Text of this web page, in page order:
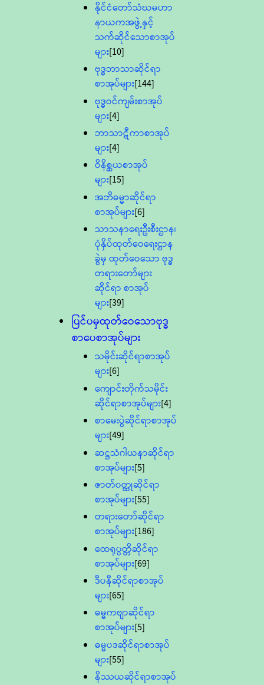
နိုင်ငံတော်သံဃမဟာ
နာယကအဖွဲ့နှင့်
သက်ဆိုင်သောစာအုပ်
များ[10]
ဗုဒ္ဓဘာသာဆိုင်ရာ
စာအုပ်များ[144]
ဗုဒ္ဓဝင်ကျမ်းစာအုပ်
များ[4]
ဘာသာဋီကာစာအုပ်
များ[4]
ဝိနိစ္ဆယစာအုပ်
များ[15]
အဘိဓမ္မာဆိုင်ရာ
စာအုပ်များ[6]
သာသနာရေးဦးစီးဌာန၊
ပုံနှိပ်ထုတ်ဝေရေးဌာန
ခွဲမှ ထုတ်ဝေသော ဗုဒ္ဓ
တရားတော်များ
ဆိုင်ရာ စာအုပ်
များ[39]
ပြင်ပမှထုတ်ဝေသောဗုဒ္ဓ
စာပေစာအုပ်များ
သမိုင်းဆိုင်ရာစာအုပ်
များ[6]
ကျောင်းတိုက်သမိုင်း
ဆိုင်ရာစာအုပ်များ[4]
စာမေးပွဲဆိုင်ရာစာအုပ်
များ[49]
ဆဋ္ဌသံဂါယနာဆိုင်ရာ
စာအုပ်များ[5]
ဇာတ်၀တ္ထုဆိုင်ရာ
စာအုပ်များ[55]
တရားတော်ဆိုင်ရာ
စာအုပ်များ[186]
ထေရုပ္ပတ္တိဆိုင်ရာ
စာအုပ်များ[69]
ဒီပနီဆိုင်ရာစာအုပ်
များ[65]
ဓမ္မကဗျာဆိုင်ရာ
စာအုပ်များ[5]
ဓမ္မပဒဆိုင်ရာစာအုပ်
များ[55]
နိဿယဆိုင်ရာစာအုပ်